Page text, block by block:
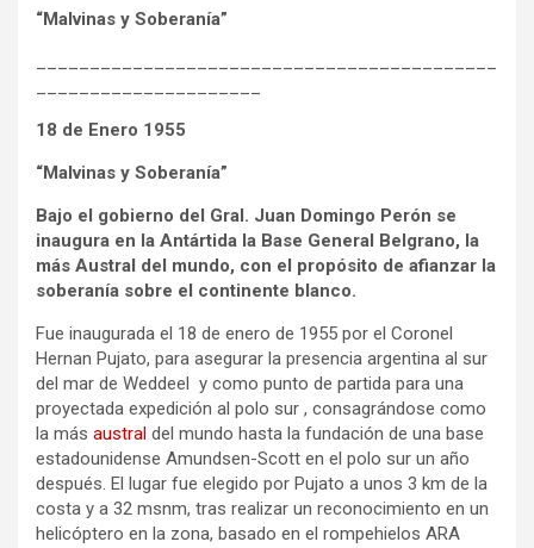
“Malvinas y Soberanía”
18 de Enero 1955
“Malvinas y Soberanía”
Bajo el gobierno del Gral. Juan Domingo Perón se
inaugura en la Antártida la Base General Belgrano, la
más Austral del mundo, con el propósito de afianzar la
soberanía sobre el continente blanco.
Fue inaugurada el 18 de enero de 1955 por el Coronel
Hernan Pujato, para asegurar la presencia argentina al sur
del mar de Weddeel y como punto de partida para una
proyectada expedición al polo sur , consagrándose como
la más austral del mundo hasta la fundación de una base
estadounidense Amundsen-Scott en el polo sur un año
después. El lugar fue elegido por Pujato a unos 3 km de la
costa y a 32 msnm, tras realizar un reconocimiento en un
helicóptero en la zona, basado en el rompehielos ARA